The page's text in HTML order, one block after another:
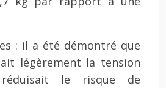
: il a été démontré que
légèrement la tension
le risque de